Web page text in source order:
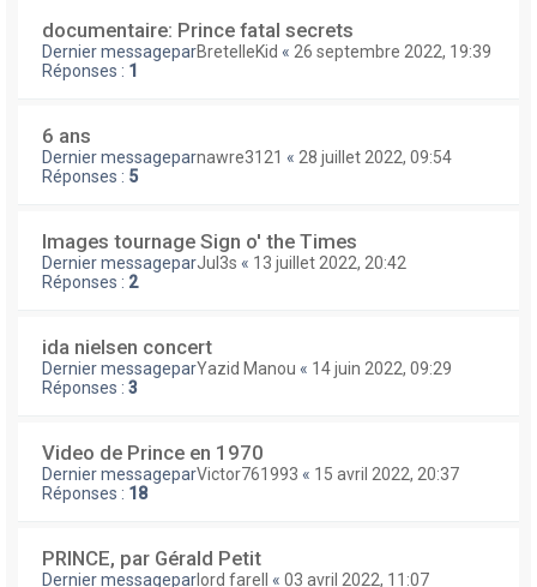
documentaire: Prince fatal secrets
Dernier messageparBretelleKid « 26 septembre 2022, 19:39
Réponses : 1
6 ans
Dernier messageparnawre3121 « 28 juillet 2022, 09:54
Réponses : 5
Images tournage Sign o' the Times
Dernier messageparJul3s « 13 juillet 2022, 20:42
Réponses : 2
ida nielsen concert
Dernier messageparYazid Manou « 14 juin 2022, 09:29
Réponses : 3
Video de Prince en 1970
Dernier messageparVictor761993 « 15 avril 2022, 20:37
Réponses : 18
PRINCE, par Gérald Petit
Dernier messageparlord farell « 03 avril 2022, 11:07